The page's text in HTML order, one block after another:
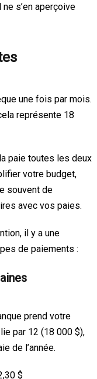
s’en aperçoive
une fois par mois.
représente 18
paie toutes les deux
votre budget,
souvent de
avec vos paies.
il y a une
de paiements :
prend votre
par 12 (18 000 $),
de l’année.
$